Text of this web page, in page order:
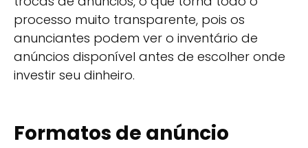
processo muito transparente, pois os
anunciantes podem ver o inventário de
anúncios disponível antes de escolher onde
investir seu dinheiro.
Formatos de anúncio